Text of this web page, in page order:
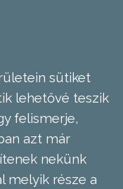
sütiket
lehetővé teszik
felismerje,
azt már
nekünk
melyik része a